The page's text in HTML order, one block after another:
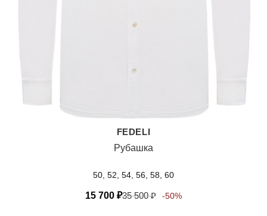
FEDELI
Рубашка
50, 52, 54, 56, 58, 60
15 700 ₽35 500₽ -50%